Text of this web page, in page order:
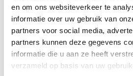
en om ons websiteverkeer te
informatie over uw gebruik van
partners voor social media,
partners kunnen deze gegevens
informatie die u aan ze heeft
verzameld op basis van uw
Nederland, dan geldt een
4.750,00€